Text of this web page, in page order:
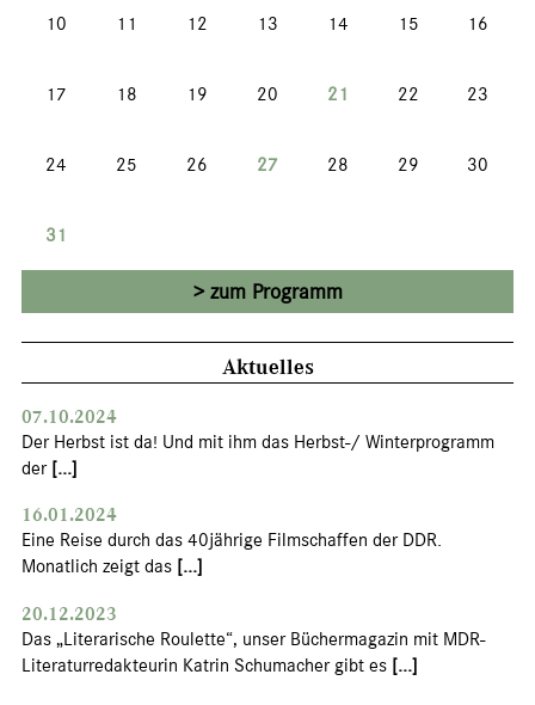
10 11 12 13 14 15 16
17 18 19 20 21 22 23
24 25 26 27 28 29 30
31
zum Programm
Aktuelles
07.10.2024
Der Herbst ist da! Und mit ihm das Herbst-/ Winterprogramm
der [...]
16.01.2024
Eine Reise durch das 40jährige Filmschaffen der DDR.
Monatlich zeigt das [...]
20.12.2023
Das „Literarische Roulette“, unser Büchermagazin mit MDR-
Literaturredakteurin Katrin Schumacher gibt es [...]